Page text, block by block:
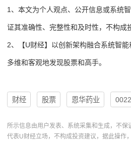
1、本文为个人观点、公开信息或系统
证其准确性、完整性和及时性，不构成
2、【U财经】以创新架构融合系统智能
多维和客观地发现股票和高手。
财经 股票 恩华药业
基本面 机构 分析 原料药
所示信息由用户发表、系统采集和生成，不保
代表U财经立场，不构成投资建议，据此操作